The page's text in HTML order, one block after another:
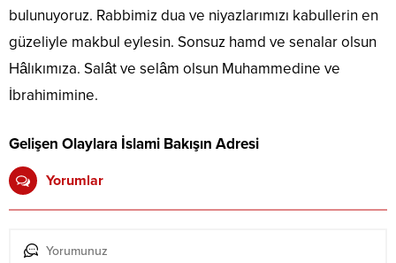
bulunuyoruz. Rabbimiz dua ve niyazlarımızı kabullerin en
güzeliyle makbul eylesin. Sonsuz hamd ve senalar olsun
Hâlıkımıza. Salât ve selâm olsun Muhammedine ve
İbrahimimine.
Gelişen Olaylara İslami Bakışın Adresi
Yorumlar